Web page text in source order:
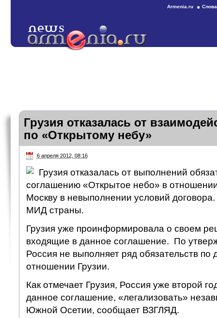
Armenia.ru
Грузия отказалась от
по «Открытому небу»
6 апреля 2012, 08:16
Грузия отказалась от выполнений
соглашению «Открытое небо» в
Москву в невыполнении условий
МИД страны.
Грузия уже проинформировала о своем
входящие в данное соглашение. По
Россия не выполняет ряд обязательств по
отношении Грузии.
Как отмечает Грузия, Россия уже второй
данное соглашение, «легализовать»
Южной Осетии, сообщает ВЗГЛЯД.